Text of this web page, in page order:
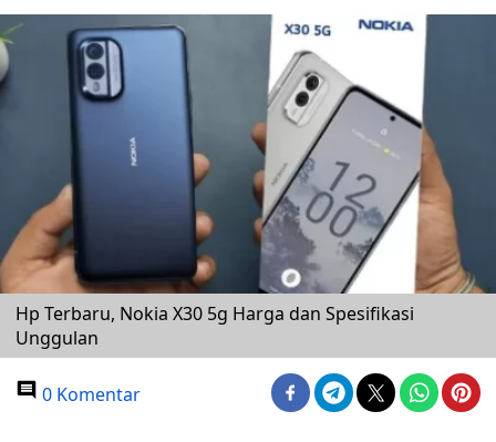
Hp Terbaru, Nokia X30 5g Harga dan Spesifikasi
Unggulan
0 Komentar